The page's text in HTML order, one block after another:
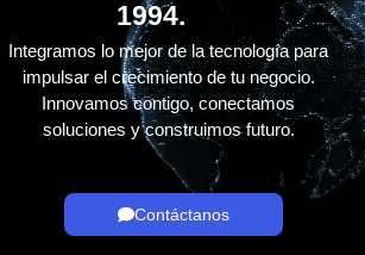
1994.
Integramos lo mejor de la tecnología para
impulsar el crecimiento de tu negocio.
Innovamos contigo, conectamos
soluciones y construimos futuro.
Contáctanos